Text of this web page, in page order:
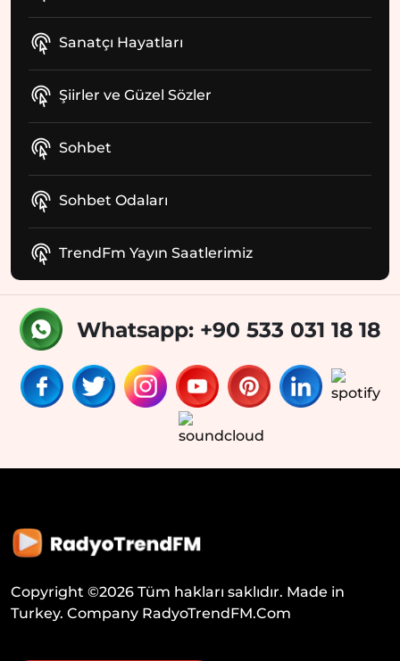
Sanatçı Hayatları
Şiirler ve Güzel Sözler
Sohbet
Sohbet Odaları
TrendFm Yayın Saatlerimiz
Whatsapp: +90 533 031 18 18
Copyright ©2026 Tüm hakları saklıdır. Made in
Turkey. Company RadyoTrendFM.Com